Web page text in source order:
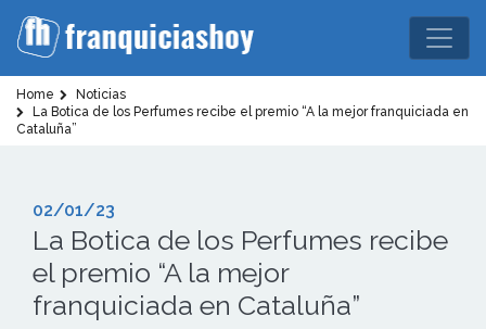
Home
Noticias
La Botica de los Perfumes recibe el premio “A la mejor franquiciada en
Cataluña”
02/01/23
La Botica de los Perfumes recibe
el premio “A la mejor
franquiciada en Cataluña”